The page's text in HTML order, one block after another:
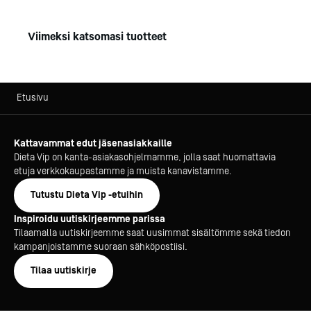
ja asennuslista
Viimeksi katsomasi tuotteet
Etusivu
Kattavammat edut jäsenasiakkaille
Dieta Vip on kanta-asiakasohjelmamme, jolla saat huomattavia
etuja verkkokaupastamme ja muista kanavistamme.
Tutustu Dieta Vip -etuihin
Inspiroidu uutiskirjeemme parissa
Tilaamalla uutiskirjeemme saat uusimmat sisältömme sekä tiedon
kampanjoistamme suoraan sähköpostiisi.
Tilaa uutiskirje